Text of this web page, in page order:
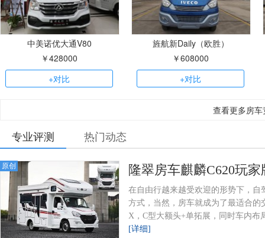
中美诺优大通V80
￥428000
+对比
旌航新Daily（欧胜）
￥608000
+对比
查看更多房
专业评测 热门动态
原创 隆翠房车麒麟C620玩
在自由行越来越受欢迎的形势下，
方式，当然，房车就成为了最适合
X，C型大额头+单拓展，同时车内布
[详细]